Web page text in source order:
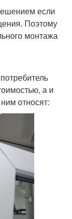
если
Поэтому
монтажа
а и
относят: